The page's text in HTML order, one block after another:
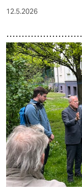
12.5.2026